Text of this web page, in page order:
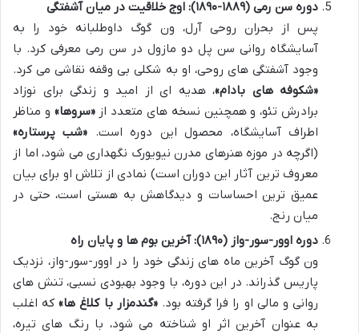
دوره سن رمی (۱۸۸۹-۱۸۹۰): اوج خلاقیت در میان آشفتگی
پس از بحران روحی آرل، ون گوگ داوطلبانه خود را به
آسایشگاه روانی سن پل دو مازول در سن رمی معرفی کرد. با
وجود آشفتگی های روحی، او به شکلی بی وقفه نقاشی می کرد.
«شکوفه های بادام»، هدیه ای از امید و زندگی برای نوزاد
برادرش تئو، و همچنین نسخه های متعدد از«سروها» و مناظر
اطراف آسایشگاه، محصول این دوره است. «شب پرستاره»
(اگرچه در موزه هنرهای مدرن نیویورک نگهداری می شود، اما از
معروف ترین آثار این دوران است) نمادی از تلاش او برای بیان
عمیق ترین احساسات و دیدگاهش به هستی است، حتی در
میان رنج.
دوره اوور-سور-واز (۱۸۹۰): آخرین بوم ها و پایان راه
ون گوگ آخرین ماه های زندگی خود را در اوور-سور-واز، نزدیک
پاریس گذراند. در این دوره، با وجود بهبودی نسبی، تنش های
روانی و مالی او را فرا گرفته بود.«گندمزار با کلاغ ها»که اغلب
به عنوان آخرین اثر او شناخته می شود، با رنگ های تیره،